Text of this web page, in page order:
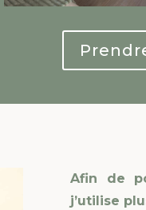
Afin de
j’utilise